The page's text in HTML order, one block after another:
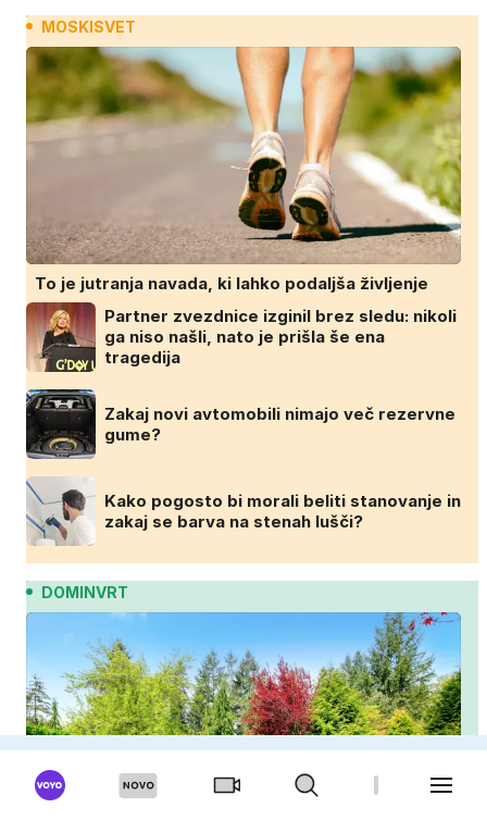
MOSKISVET
To je jutranja navada, ki lahko podaljša življenje
Partner zvezdnice izginil brez sledu: nikoli
ga niso našli, nato je prišla še ena
tragedija
Zakaj novi avtomobili nimajo več rezervne
gume?
Kako pogosto bi morali beliti stanovanje in
zakaj se barva na stenah lušči?
DOMINVRT